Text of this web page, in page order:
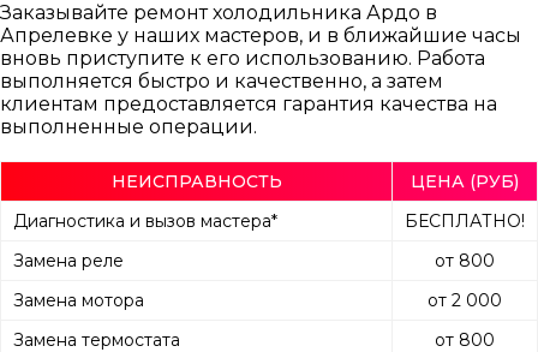
Заказывайте ремонт холодильника Ардо в
Апрелевке у наших мастеров, и в ближайшие часы
вновь приступите к его использованию. Работа
выполняется быстро и качественно, а затем
клиентам предоставляется гарантия качества на
выполненные операции.
НЕИСПРАВНОСТЬ
ЦЕНА (РУБ)
Диагностика и вызов мастера*
БЕСПЛАТНО!
Замена реле
от 800
Замена мотора
от 2 000
Замена термостата
от 800